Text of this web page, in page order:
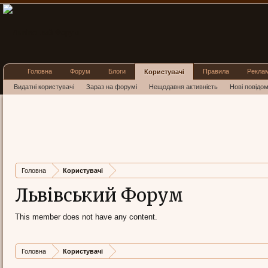
Головна Користувачі
Львівський Форум
This member does not have any content.
Головна Користувачі
Головна Форум Блоги Користувачі
Видатні користувачі Зараз на форумі Нещодавня активність Нові
Правила